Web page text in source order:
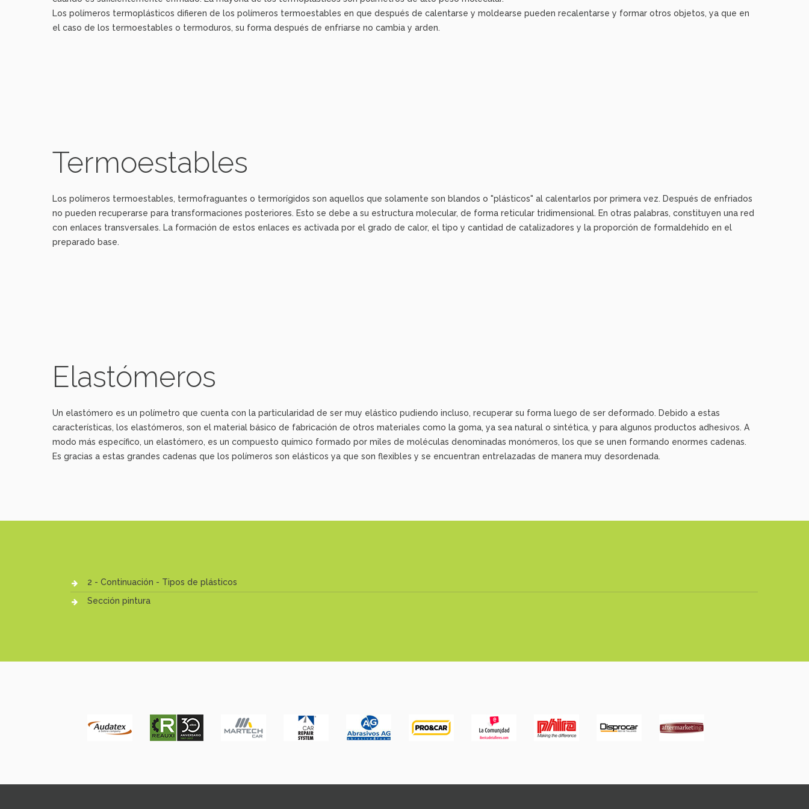
Los polímeros termoplásticos difieren de los polímeros termoestables en que después de calentarse y moldearse pueden recalentarse y formar otros objetos, ya que en
el caso de los termoestables o termoduros, su forma después de enfriarse no cambia y arden.
Termoestables
Los polímeros termoestables, termofraguantes o termorígidos son aquellos que solamente son blandos o "plásticos" al calentarlos por primera vez. Después de enfriados
no pueden recuperarse para transformaciones posteriores. Esto se debe a su estructura molecular, de forma reticular tridimensional. En otras palabras, constituyen una red
con enlaces transversales. La formación de estos enlaces es activada por el grado de calor, el tipo y cantidad de catalizadores y la proporción de formaldehído en el
preparado base.
Elastómeros
Un elastómero es un polímetro que cuenta con la particularidad de ser muy elástico pudiendo incluso, recuperar su forma luego de ser deformado. Debido a estas
características, los elastómeros, son el material básico de fabricación de otros materiales como la goma, ya sea natural o sintética, y para algunos productos adhesivos. A
modo más específico, un elastómero, es un compuesto químico formado por miles de moléculas denominadas monómeros, los que se unen formando enormes cadenas.
Es gracias a estas grandes cadenas que los polímeros son elásticos ya que son flexibles y se encuentran entrelazadas de manera muy desordenada.
2 - Continuación - Tipos de plásticos
Sección pintura